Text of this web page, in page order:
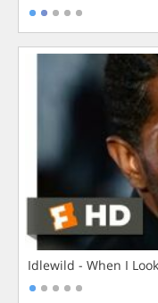
Idlewild - When I